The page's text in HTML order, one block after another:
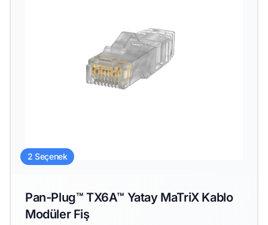
2 Seçenek
Pan-Plug™ TX6A™ Yatay MaTriX Kablo
Modüler Fiş